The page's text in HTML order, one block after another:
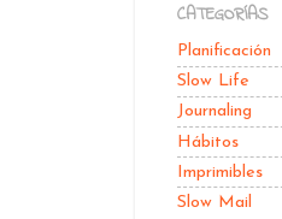
CATEGORÍAS
Planificación
Slow Life
Journaling
Hábitos
Imprimibles
Slow Mail